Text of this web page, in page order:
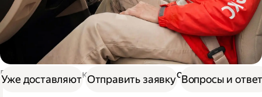
Работа в Доставке Работа в грузовой доставке
Уже доставляют Отправить заявку Вопросы и